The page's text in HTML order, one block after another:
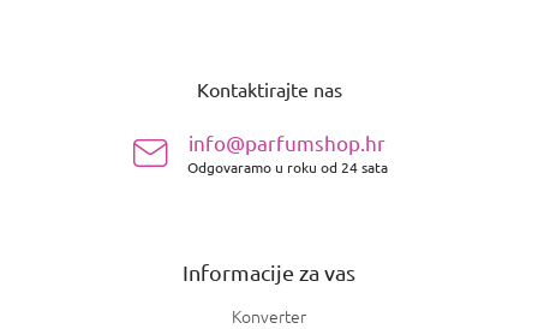
Kontaktirajte nas
info@parfumshop.hr
Odgovaramo u roku od 24 sata
Informacije za vas
Konverter